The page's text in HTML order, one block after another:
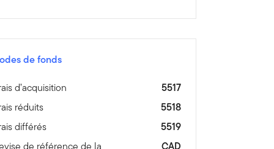
de fonds
d’acquisition
5517
réduits
5518
différés
5519